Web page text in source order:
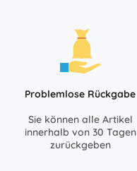
Problemlose Rückgabe
Sie können alle Artikel
innerhalb von 30 Tagen
zurückgeben